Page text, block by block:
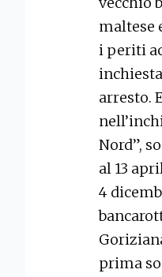
maltese
i periti
arresto.
Nord”,
al 13
4
prima